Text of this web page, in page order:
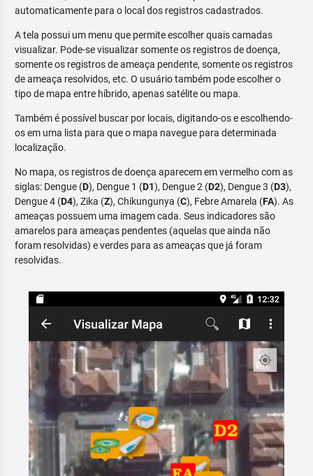
automaticamente para o local dos registros cadastrados.
A tela possui um menu que permite escolher quais camadas
visualizar. Pode-se visualizar somente os registros de doença,
somente os registros de ameaça pendente, somente os registros
de ameaça resolvidos, etc. O usuário também pode escolher o
tipo de mapa entre híbrido, apenas satélite ou mapa.
Também é possível buscar por locais, digitando-os e escolhendo-
os em uma lista para que o mapa navegue para determinada
localização.
No mapa, os registros de doença aparecem em vermelho com as
siglas: Dengue (D), Dengue 1 (D1), Dengue 2 (D2), Dengue 3 (D3),
Dengue 4 (D4), Zika (Z), Chikungunya (C), Febre Amarela (FA). As
ameaças possuem uma imagem cada. Seus indicadores são
amarelos para ameaças pendentes (aquelas que ainda não
foram resolvidas) e verdes para as ameaças que já foram
resolvidas.